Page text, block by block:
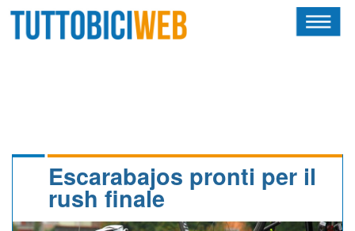
CALENDARIO
Escarabajos pronti per il
rush finale